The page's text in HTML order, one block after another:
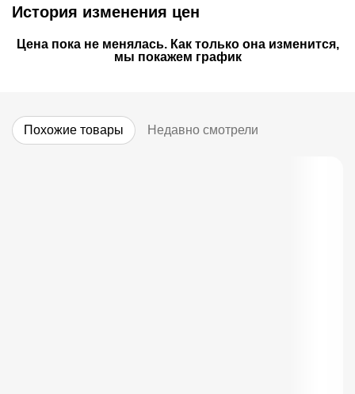
История изменения цен
Цена пока не менялась. Как только она изменится,
мы покажем график
Похожие товары Недавно смотрели